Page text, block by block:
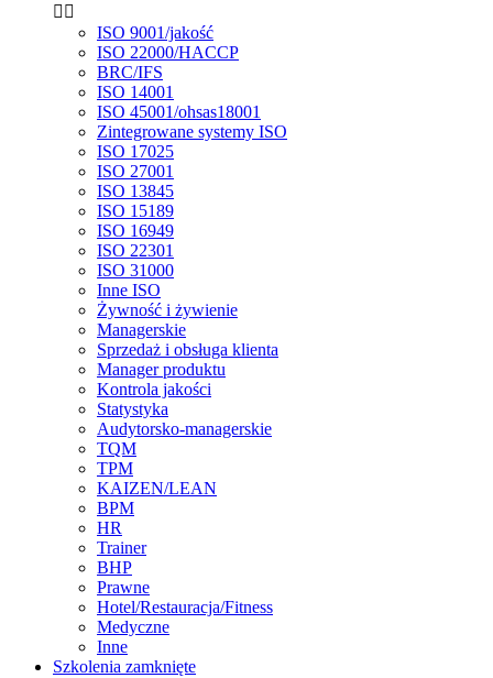
 
ISO 9001/jakość
ISO 22000/HACCP
BRC/IFS
ISO 14001
ISO 45001/ohsas18001
Zintegrowane systemy ISO
ISO 17025
ISO 27001
ISO 13845
ISO 15189
ISO 16949
ISO 22301
ISO 31000
Inne ISO
Żywność i żywienie
Managerskie
Sprzedaż i obsługa klienta
Manager produktu
Kontrola jakości
Statystyka
Audytorsko-managerskie
TQM
TPM
KAIZEN/LEAN
BPM
HR
Trainer
BHP
Prawne
Hotel/Restauracja/Fitness
Medyczne
Inne
Szkolenia zamknięte